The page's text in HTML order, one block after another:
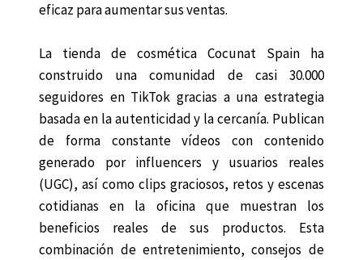
eficaz para aumentar sus ventas.
La tienda de cosmética Cocunat Spain ha
construido una comunidad de casi 30.000
seguidores en TikTok gracias a una estrategia
basada en la autenticidad y la cercanía. Publican
de forma constante vídeos con contenido
generado por influencers y usuarios reales
(UGC), así como clips graciosos, retos y escenas
cotidianas en la oficina que muestran los
beneficios reales de sus productos. Esta
combinación de entretenimiento, consejos de